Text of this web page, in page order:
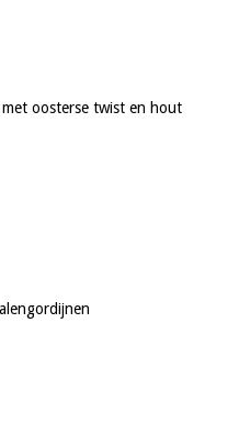
oosterse twist en hout